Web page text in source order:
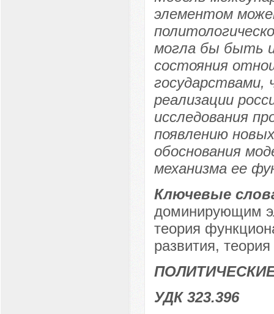
элементом
могла бы быть
состояния
реализации
исследования
появлению
обоснования
механизма ее
Ключевые
доминирующим
теория
развития,
УДК 323.396